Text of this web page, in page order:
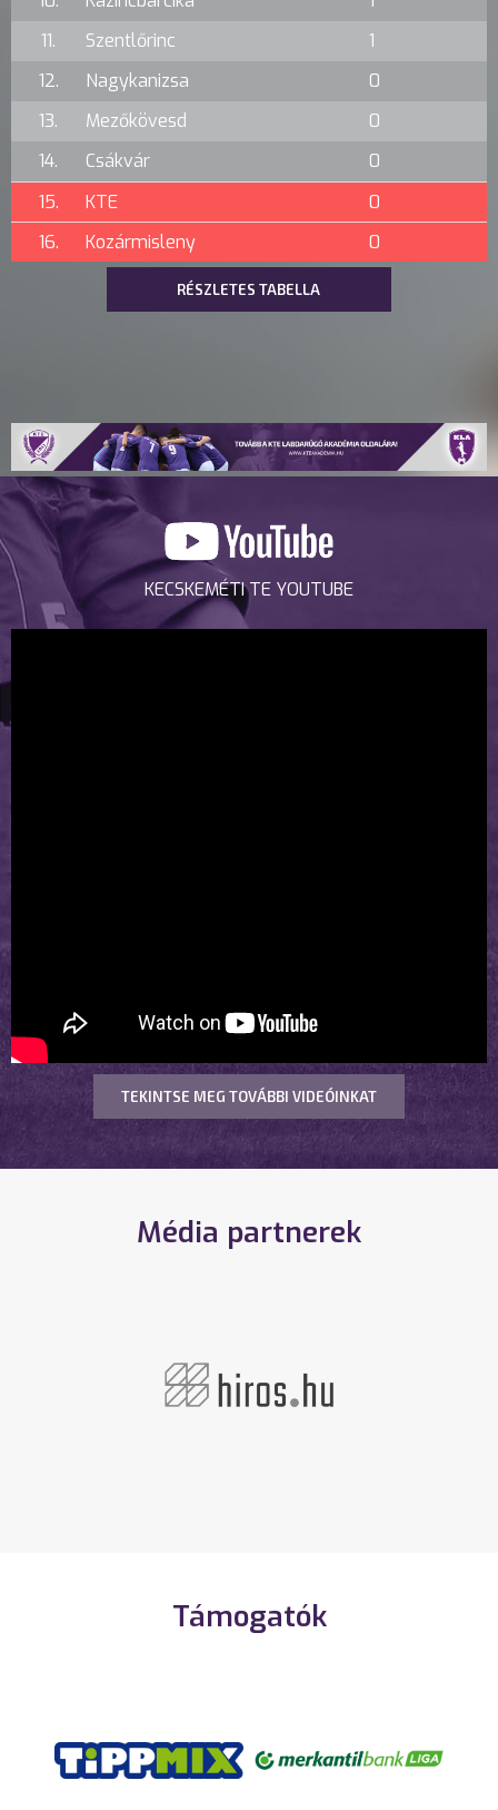
11.
Szentlőrinc
1
12.
Nagykanizsa
0
13.
Mezőkövesd
0
14.
Csákvár
0
15.
KTE
0
16.
Kozármisleny 0
RÉSZLETES TABELLA
KECSKEMÉTI TE YOUTUBE
TEKINTSE MEG TOVÁBBI VIDEÓINKAT
Média partnerek
Támogatók